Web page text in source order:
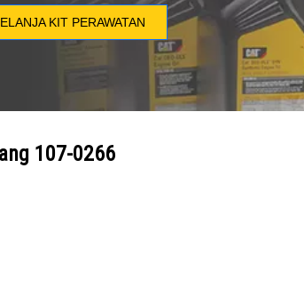
KIT PERAWATAN
107-0266